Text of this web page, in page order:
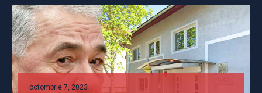
octombrie 7, 2023